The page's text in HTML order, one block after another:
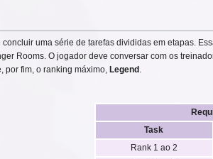
uma série de tarefas divididas em etapas.
Rooms. O jogador deve conversar com os
por fim, o ranking máximo, Legend
Task
Rank 1 ao 2